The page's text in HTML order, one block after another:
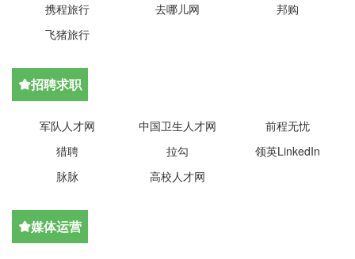
携程旅行
去哪儿网
邦购
飞猪旅行
招聘求职
军队人才网 中国卫生人才网
前程无忧
猎聘
拉勾
领英LinkedIn
脉脉
高校人才网
媒体运营